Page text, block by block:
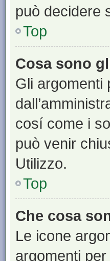
può decidere
Top
Cosa sono
Gli argomenti
cosí come i
può venir
Utilizzo.
Top
Che cosa
Le icone
argomenti